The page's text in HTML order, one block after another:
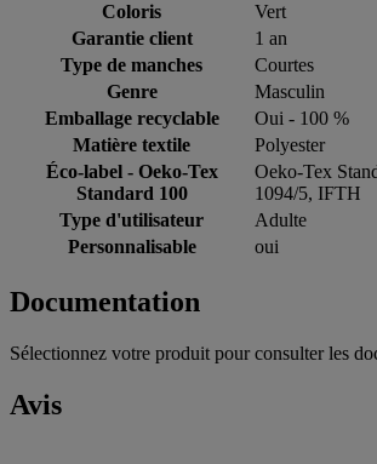
Coloris
Vert
Garantie client
1 an
Type de manches
Courtes
Genre
Masculin
Emballage recyclable
Oui - 100 %
Matière textile
Polyester
Éco-label - Oeko-Tex
Standard 100
Oeko-Tex
1094/5, IFTH
Type d'utilisateur
Adulte
Personnalisable
oui
Documentation
Sélectionnez votre produit pour consulter les
Avis